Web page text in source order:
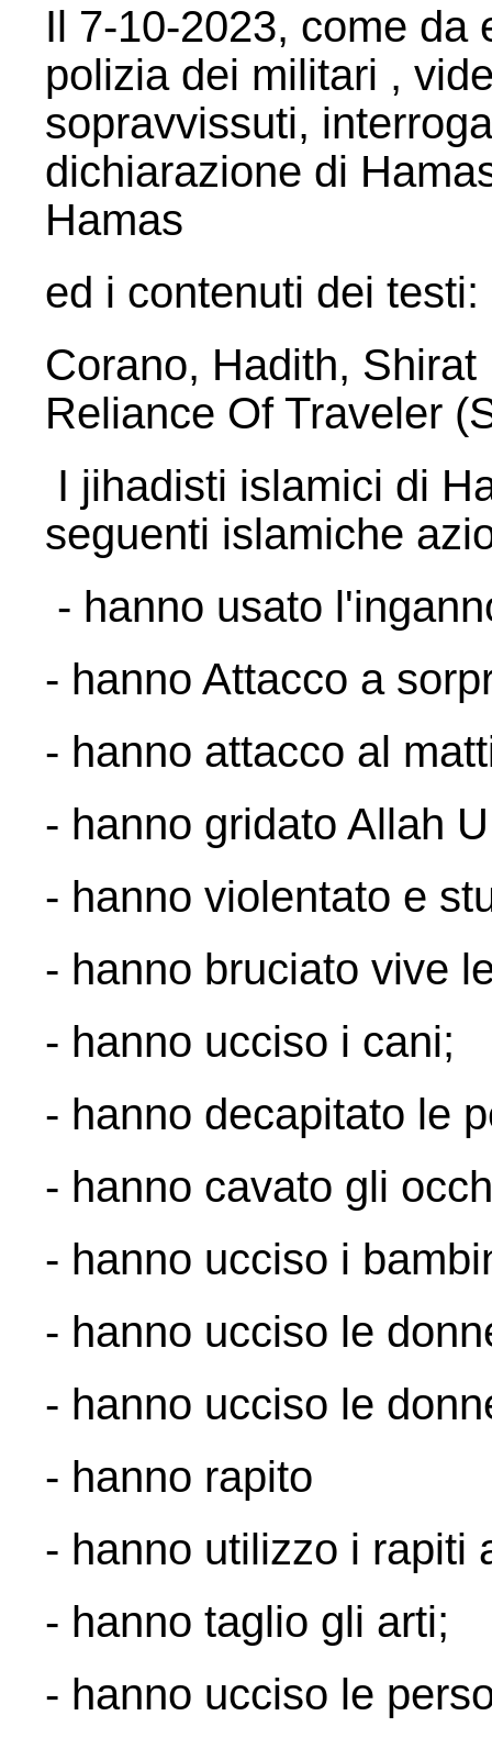
Il 7-10-2023, come da
polizia dei militari ,
sopravvissuti,
dichiarazione di
Hamas
ed i contenuti dei testi:
Corano, Hadith,
Reliance Of Traveler
I jihadisti islamici di
seguenti islamiche
- hanno usato
- hanno Attacco a
- hanno attacco al
- hanno gridato Allah
- hanno violentato e
- hanno bruciato vive
- hanno ucciso i cani;
- hanno decapitato le
- hanno cavato gli
- hanno ucciso i
- hanno ucciso le
- hanno ucciso le
- hanno rapito
- hanno utilizzo i rapiti
- hanno taglio gli arti;
- hanno ucciso le